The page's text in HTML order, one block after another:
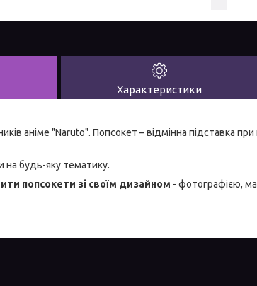
Характеристики
аніме "Naruto". Попсокет – відмінна підставка
на будь-яку тематику.
попсокети зі своїм дизайном - фотографією,